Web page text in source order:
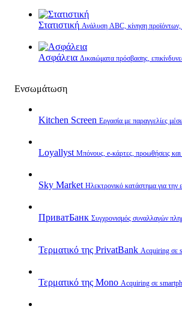
Στατιστική Ανάλυση ABC, κίνηση
Ασφάλεια Δικαιώματα πρόσβασης,
Ενσωμάτωση
Kitchen Screen Εργασία με παραγγελίες
Loyallyst Μπόνους, e‑κάρτες, προωθήσεις και
Sky Market Ηλεκτρονικό κατάστημα για την
ПриватБанк Συγχρονισμός συναλλαγών
Τερματικό της PrivatBank Acquiring σε
Τερματικό της Mono Acquiring σε